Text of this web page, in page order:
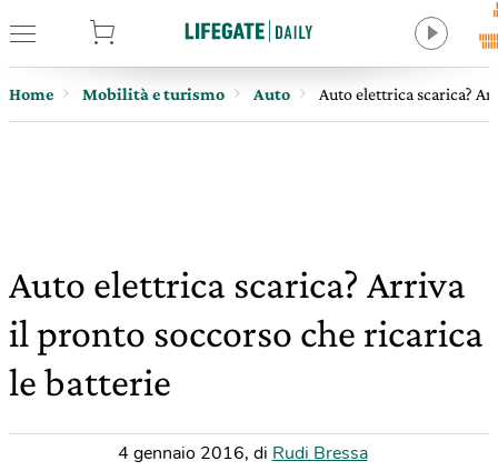
Home Mobilità e turismo Auto Auto elettrica scarica?
Auto elettrica scarica? Arriva
il pronto soccorso che ricarica
le batterie
4 gennaio 2016, di Rudi Bressa